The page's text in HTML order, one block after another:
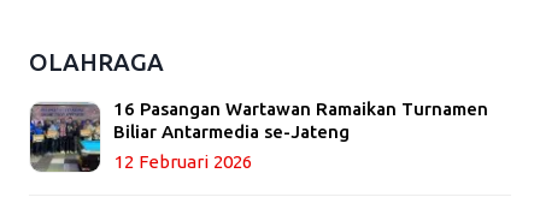
OLAHRAGA
16 Pasangan Wartawan Ramaikan Turnamen
Biliar Antarmedia se-Jateng
12 Februari 2026